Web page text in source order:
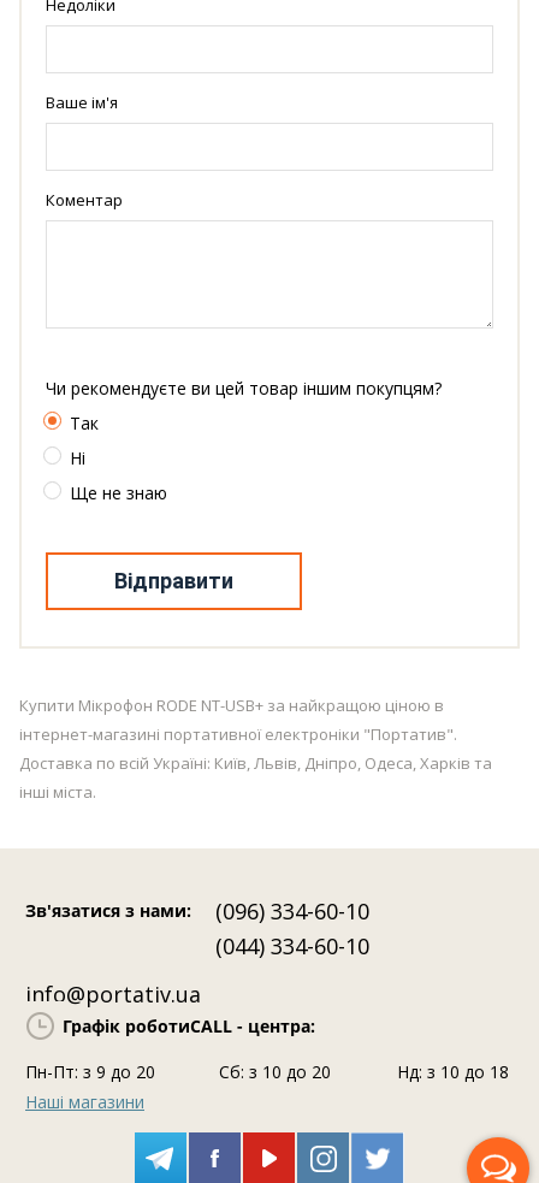
Недоліки
Ваше ім'я
Коментар
Чи рекомендуєте ви цей товар іншим покупцям?
Так
Ні
Ще не знаю
Відправити
Купити Мікрофон RODE NT-USB+ за найкращою ціною в
інтернет-магазині портативної електроніки "Портатив".
Доставка по всій Україні: Київ, Львів, Дніпро, Одеса, Харків та
інші міста.
Зв'язатися з нами:
(096) 334-60-10
(044) 334-60-10
info@portativ.ua
Графік роботиCALL - центра:
Пн-Пт: з 9 до 20
Сб: з 10 до 20
Нд: з 10 до 18
Наші магазини
Передзвоніть мені